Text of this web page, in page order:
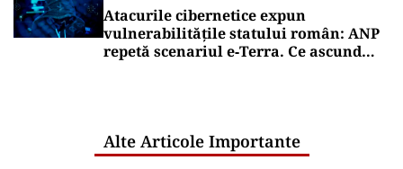
Atacurile cibernetice expun
vulnerabilitățile statului român: ANP
repetă scenariul e‑Terra. Ce ascund
Alte Articole Importante